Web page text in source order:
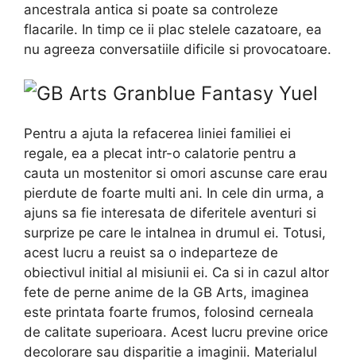
ancestrala antica si poate sa controleze
flacarile. In timp ce ii plac stelele cazatoare, ea
nu agreeza conversatiile dificile si provocatoare.
Pentru a ajuta la refacerea liniei familiei ei
regale, ea a plecat intr-o calatorie pentru a
cauta un mostenitor si omori ascunse care erau
pierdute de foarte multi ani. In cele din urma, a
ajuns sa fie interesata de diferitele aventuri si
surprize pe care le intalnea in drumul ei. Totusi,
acest lucru a reuist sa o indeparteze de
obiectivul initial al misiunii ei. Ca si in cazul altor
fete de perne anime de la GB Arts, imaginea
este printata foarte frumos, folosind cerneala
de calitate superioara. Acest lucru previne orice
decolorare sau disparitie a imaginii. Materialul